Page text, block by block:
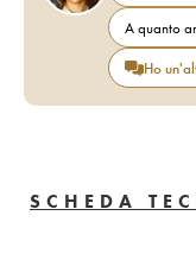
A quanto
Ho
SCHEDA